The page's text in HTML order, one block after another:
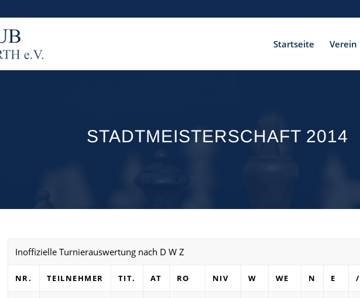
Startseite Verein
STADTMEISTERSCHAFT 2014
Inoffizielle Turnierauswertung nach D W Z
NR. TEILNEHMER TIT. AT RO NIV W WE N E /